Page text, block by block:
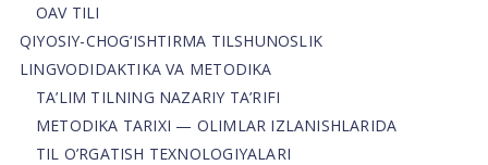
OAV TILI
QIYOSIY-CHOG‘ISHTIRMA TILSHUNOSLIK
LINGVODIDAKTIKA VA METODIKA
TA’LIM TILNING NAZARIY TA’RIFI
METODIKA TARIXI — OLIMLAR IZLANISHLARIDA
TIL O’RGATISH TEXNOLOGIYALARI